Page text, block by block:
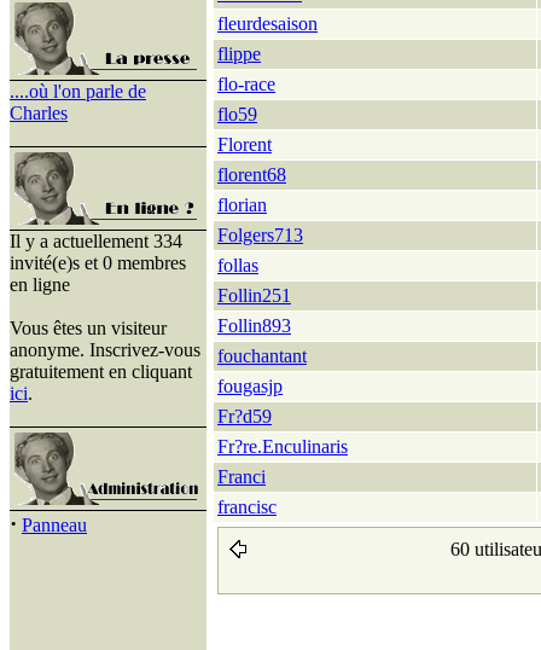
....où l'on parle de
Charles
Il y a actuellement 334
invité(e)s et 0 membres
en ligne
Vous êtes un visiteur
anonyme. Inscrivez-vous
gratuitement en cliquant
ici.
· Panneau
fleurdesaison
flippe
flo-race
flo59
Florent
florent68
florian
Folgers713
follas
Follin251
Follin893
fouchantant
fougasjp
Fr?d59
Fr?re.Enculinaris
Franci
francisc
60